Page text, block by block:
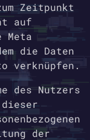
Zeitpunkt
auf
Meta
die Daten
verknüpfen.
des Nutzers
der